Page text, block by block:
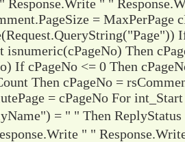
Response.Write " "
= MaxPerPage
isnumeric(cPageNo) Then
If cPageNo <= 0 Then
Then cPageNo =
= cPageNo For
= " " Then
" "